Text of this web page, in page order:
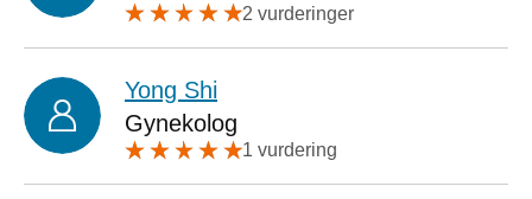
2 vurderinger
Yong Shi
Gynekolog
1 vurdering